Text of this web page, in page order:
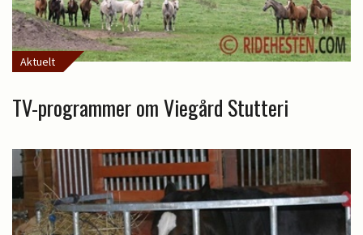
Aktuelt
TV-programmer om Viegård Stutteri